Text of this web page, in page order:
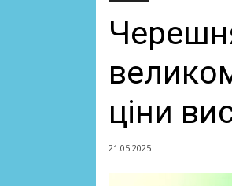
ціни
21.05.2025